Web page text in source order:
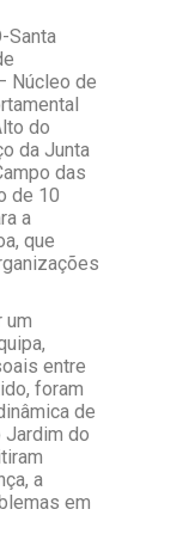
Santa
Núcleo de
do
da Junta
das
de 10
a
que
um
entre
foram
de
Jardim do
a
em